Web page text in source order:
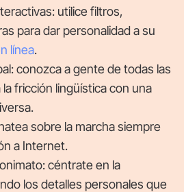
utilice filtros,
para dar personalidad a su
línea.
conozca a gente de todas las
fricción lingüística con una
sobre la marcha siempre
a Internet.
céntrate en la
los detalles personales que